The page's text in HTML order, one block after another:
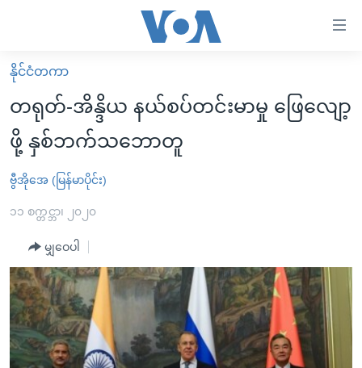
လွယ်ကူ
စေ
သည့်
Link
များ
ပင်မ
ကျော်
ကြည့်
ရန်
ပင်မ
မူလစာမျက်နှာ
မြန်မာ
ကမ္ဘာ့သတင်းများ
နိုင်ငံတကာ
အစ္စရေး-ပါလက်စတိုင်း
ဗွီဒီယို
အင်္ဂလိပ်စာလေ့လာမယ်
အမေရိကန်သုံးအီဒီယံ
မကြေးမုံရဲ့ အင်္ဂလိပ်စာ
ရုပ်ရှင်ထဲက အင်္ဂလိပ်စာ
အပတ်စဉ်ကဏ္ဍများ
ရေဒီယို
တီဗွီ
ရေဒီယိုနှင့်ရုပ်သံ အချက်အလက်များ
ရေဒီယို/တီဗွီအစီအစဉ်
နိုင်ငံတကာ
တရုတ်-အိန္ဒိယ နယ်စပ်တင်းမာမှု ဖြေလျော့
ဖို့ နှစ်ဘက်သဘောတူ
ဗွီအိုအေ (မြန်မာပိုင်း)
၁၁ စက္တင္ဘာ၊ ၂၀၂၀
မျှဝေပါ